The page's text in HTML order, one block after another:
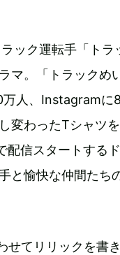
ック運転手「トラ
マ。「トラックめ
人、Instagramに
変わったTシャツ
配信スタートする
と愉快な仲間たち
せてリリックを書